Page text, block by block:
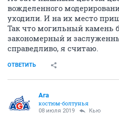
вожделенного
уходили. И на их место
Так что могильный камень
закономерный и
справедливо, я считаю.
ОТВЕТИТЬ
Ага
костюм-болтунья
08 июля 2019 Кью